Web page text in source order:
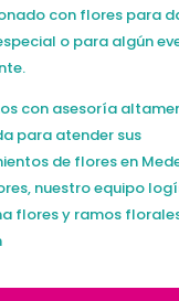
con flores para
o para algún
con asesoría
para atender sus
de flores en
nuestro equipo
flores y ramos